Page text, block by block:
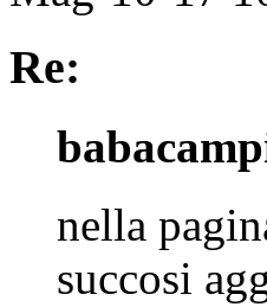
Re:
nella
succosi